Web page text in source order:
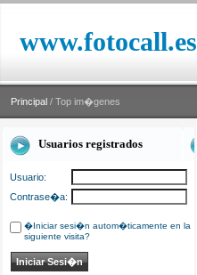
www.fotocall.es
Principal / Top im�genes
Usuarios registrados
Usuario:
Contrase�a:
�Iniciar sesi�n autom�ticamente en la
siguiente visita?